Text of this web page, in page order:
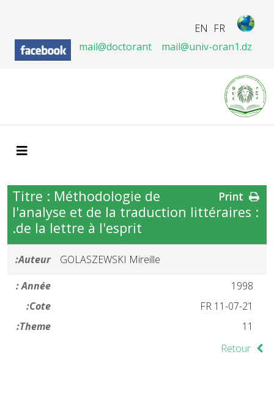
FR
EN
mail@doctorant
mail@univ-oran1.dz
Titre : Méthodologie de
l'analyse et de la traduction littéraires :
de la lettre à l'esprit.
Auteur:
GOLASZEWSKI Mireille
Année :
1998
Cote:
FR 11-07-21
Theme:
11
Retour